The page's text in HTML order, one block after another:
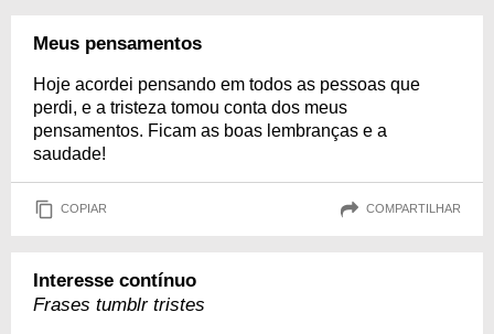
Meus pensamentos
Hoje acordei pensando em todos as pessoas que
perdi, e a tristeza tomou conta dos meus
pensamentos. Ficam as boas lembranças e a
saudade!
COPIAR COMPARTILHAR
Interesse contínuo
Frases tumblr tristes